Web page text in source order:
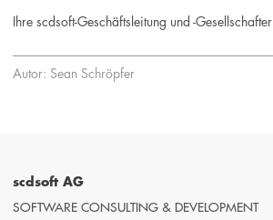
Ihre scdsoft-Geschäftsleitung und -Gesellschafter
Autor: Sean Schröpfer
scdsoft AG
SOFTWARE CONSULTING & DEVELOPMENT